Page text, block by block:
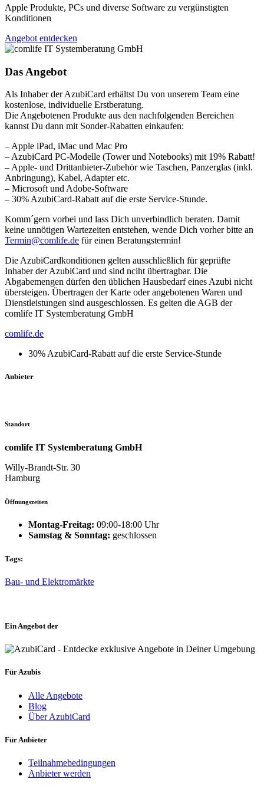
Apple Produkte, PCs und diverse Software zu vergünstigten
Konditionen
Angebot entdecken
Das Angebot
Als Inhaber der AzubiCard erhältst Du von unserem Team eine
kostenlose, individuelle Erstberatung.
Die Angebotenen Produkte aus den nachfolgenden Bereichen
kannst Du dann mit Sonder-Rabatten einkaufen:
– Apple iPad, iMac und Mac Pro
– AzubiCard PC-Modelle (Tower und Notebooks) mit 19% Rabatt!
– Apple- und Drittanbieter-Zubehör wie Taschen, Panzerglas (inkl.
Anbringung), Kabel, Adapter etc.
– Microsoft und Adobe-Software
– 30% AzubiCard-Rabatt auf die erste Service-Stunde.
Komm´gern vorbei und lass Dich unverbindlich beraten. Damit
keine unnötigen Wartezeiten entstehen, wende Dich vorher bitte an
Termin@comlife.de für einen Beratungstermin!
Die AzubiCardkonditionen gelten ausschließlich für geprüfte
Inhaber der AzubiCard und sind nciht übertragbar. Die
Abgabemengen dürfen den üblichen Hausbedarf eines Azubi nicht
übersteigen. Übertragen der Karte oder angebotenen Waren und
Dienstleistungen sind ausgeschlossen. Es gelten die AGB der
comlife IT Systemberatung GmbH
comlife.de
30% AzubiCard-Rabatt auf die erste Service-Stunde
Anbieter
Standort
comlife IT Systemberatung GmbH
Willy-Brandt-Str. 30
Hamburg
Öffnungszeiten
Montag-Freitag: 09:00-18:00 Uhr
Samstag & Sonntag: geschlossen
Tags:
Bau- und Elektromärkte
Ein Angebot der
Für Azubis
Alle Angebote
Blog
Über AzubiCard
Für Anbieter
Teilnahmebedingungen
Anbieter werden